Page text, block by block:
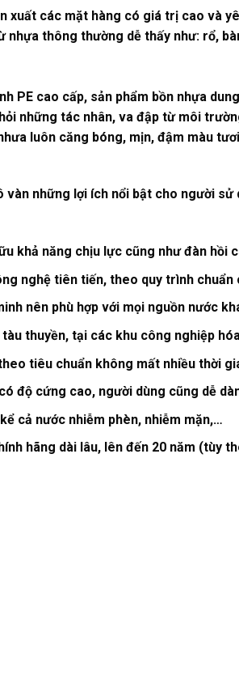
các mặt hàng có giá trị cao và
thông thường dễ thấy như: rổ,
PE cao cấp, sản phẩm bồn nhựa
những tác nhân, va đập từ môi
luôn căng bóng, mịn, đậm màu
vàn những lợi ích nổi bật cho người
khả năng chịu lực cũng như đàn hồi
nghệ tiên tiến, theo quy trình chuẩn
nên phù hợp với mọi nguồn nước
thuyền, tại các khu công nghiệp
tiêu chuẩn không mất nhiều thời
độ cứng cao, người dùng cũng dễ
cả nước nhiễm phèn, nhiễm mặn,…
hãng dài lâu, lên đến 20 năm (tùy